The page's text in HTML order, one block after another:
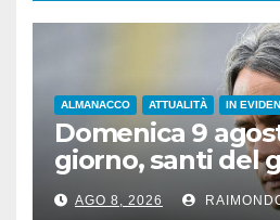
ALMANACCO ATTUALITÀ IN
Domenica 9
giorno, santi del
famosi, accadde
AGO 8, 2026